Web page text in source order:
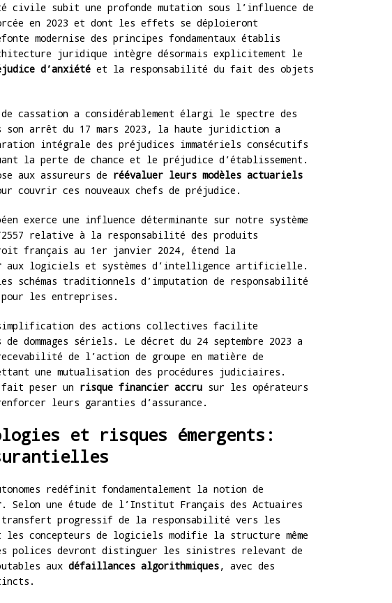
civile subit une profonde mutation sous l’influence de
en 2023 et dont les effets se déploieront
modernise des principes fondamentaux établis
juridique intègre désormais explicitement le
d’anxiété et la responsabilité du fait des objets
cassation a considérablement élargi le spectre des
son arrêt du 17 mars 2023, la haute juridiction a
intégrale des préjudices immatériels consécutifs
la perte de chance et le préjudice d’établissement.
aux assureurs de réévaluer leurs modèles actuariels
couvrir ces nouveaux chefs de préjudice.
exerce une influence déterminante sur notre système
relative à la responsabilité des produits
français au 1er janvier 2024, étend la
aux logiciels et systèmes d’intelligence artificielle.
schémas traditionnels d’imputation de responsabilité
les entreprises.
des actions collectives facilite
dommages sériels. Le décret du 24 septembre 2023 a
de l’action de groupe en matière de
une mutualisation des procédures judiciaires.
peser un risque financier accru sur les opérateurs
leurs garanties d’assurance.
et risques émergents:
redéfinit fondamentalement la notion de
. Selon une étude de l’Institut Français des Actuaires
progressif de la responsabilité vers les
les concepteurs de logiciels modifie la structure même
polices devront distinguer les sinistres relevant de
aux défaillances algorithmiques, avec des